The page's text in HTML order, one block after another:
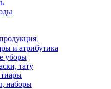
и атрибутика
уборы
тату
наборы